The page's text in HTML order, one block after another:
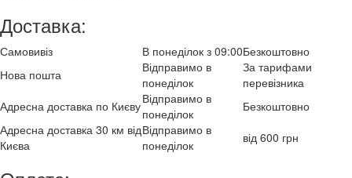
Доставка:
Самовивіз В понеділок з 09:00Безкоштовно
Нова пошта
Відправимо в
понеділок
За тарифами
перевізника
Адресна доставка по КиєвуВідправимо в
понеділок
Безкоштовно
Адресна доставка 30 км від
Києва
Відправимо в
понеділок
від 600 грн